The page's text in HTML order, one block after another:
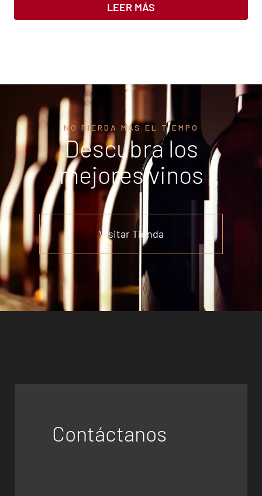
LEER MÁS
NO PIERDA MÁS EL TIEMPO
Descubra los
mejores vinos
Visitar Tienda
Contáctanos